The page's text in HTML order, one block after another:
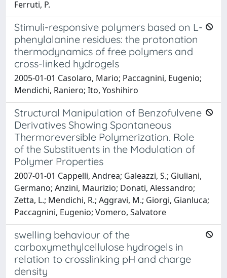
Ferruti, P.
Stimuli-responsive polymers based on L-
phenylalanine residues: the protonation
thermodynamics of free polymers and
cross-linked hydrogels
2005-01-01 Casolaro, Mario; Paccagnini, Eugenio;
Mendichi, Raniero; Ito, Yoshihiro
Structural Manipulation of Benzofulvene
Derivatives Showing Spontaneous
Thermoreversible Polymerization. Role
of the Substituents in the Modulation of
Polymer Properties
2007-01-01 Cappelli, Andrea; Galeazzi, S.; Giuliani,
Germano; Anzini, Maurizio; Donati, Alessandro;
Zetta, L.; Mendichi, R.; Aggravi, M.; Giorgi, Gianluca;
Paccagnini, Eugenio; Vomero, Salvatore
swelling behaviour of the
carboxymethylcellulose hydrogels in
relation to crosslinking pH and charge
density